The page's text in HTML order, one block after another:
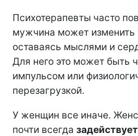
Психотерапевты часто
мужчина может изменить
оставаясь мыслями и
Для него это может быть
импульсом или
перезагрузкой.
У женщин все иначе.
почти всегда